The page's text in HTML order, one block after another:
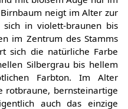
neigt im Alter zur
in violett-braunen bis
im Zentrum des Stamms
sich die natürliche Farbe
Silbergrau bis hellem
Farbton. Im Alter
rotbraune, bernsteinartige
auch das einzige